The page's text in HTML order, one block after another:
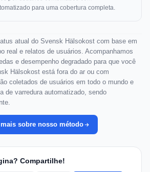
para uma cobertura completa.
atual do Svensk Hälsokost com base em
real e relatos de usuários. Acompanhamos
e desempenho degradado para que você
Hälsokost está fora do ar ou com
coletados de usuários em todo o mundo e
de varredura automatizado, sendo
sobre nosso método
Compartilhe!